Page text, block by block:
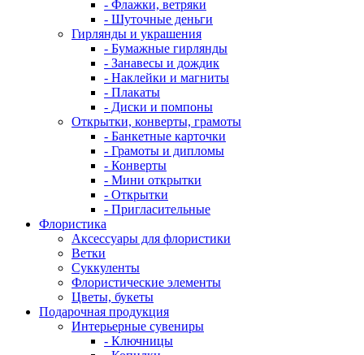
- Флажки, ветряки
- Шуточные деньги
Гирлянды и украшения
- Бумажные гирлянды
- Занавесы и дождик
- Наклейки и магниты
- Плакаты
- Диски и помпоны
Открытки, конверты, грамоты
- Банкетные карточки
- Грамоты и дипломы
- Конверты
- Мини открытки
- Открытки
- Пригласительные
Флористика
Аксессуары для флористики
Ветки
Суккуленты
Флористические элементы
Цветы, букеты
Подарочная продукция
Интерьерные сувениры
- Ключницы